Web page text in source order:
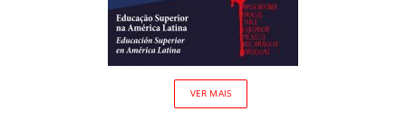
VER MAIS